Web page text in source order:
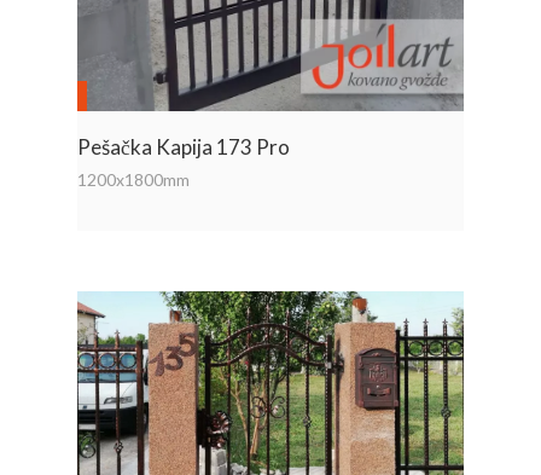
Pešačka Kapija 173 Pro
1200x1800mm